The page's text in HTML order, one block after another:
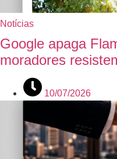
Notícias
Google apaga
moradores
10/07/2026